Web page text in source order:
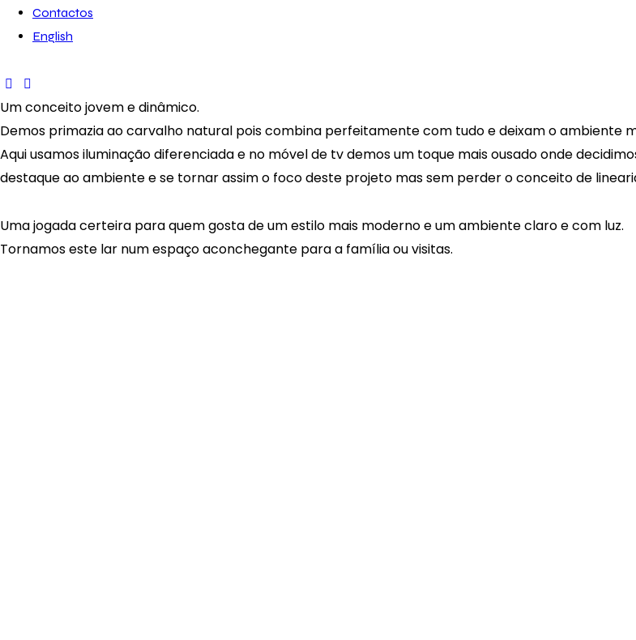
Contactos
English
Um conceito jovem e dinâmico.
Demos primazia ao carvalho natural pois combina perfeitamente com tudo e deixam o ambiente
Aqui usamos iluminação diferenciada e no móvel de tv demos um toque mais ousado onde
destaque ao ambiente e se tornar assim o foco deste projeto mas sem perder o conceito de
Uma jogada certeira para quem gosta de um estilo mais moderno e um ambiente claro e com luz.
Tornamos este lar num espaço aconchegante para a família ou visitas.